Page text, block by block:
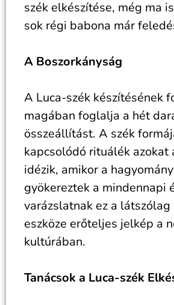
szék elkészítése, még ma
sok régi babona már
A Boszorkányság
A Luca-szék készítésének
magában foglalja a hét
összeállítást. A szék
kapcsolódó rituálék azokat
idézik, amikor a
gyökereztek a mindennapi
varázslatnak ez a látszólag
eszköze erőteljes jelkép a
kultúrában.
Tanácsok a Luca-szék